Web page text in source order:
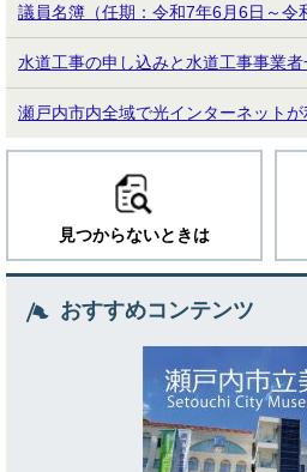
議員名簿（任期：令和7年6月6日～令
水道工事の申し込みと水道工事事業者
瀬戸内市内全域で光インターネット
見つからないときは
おすすめコンテンツ